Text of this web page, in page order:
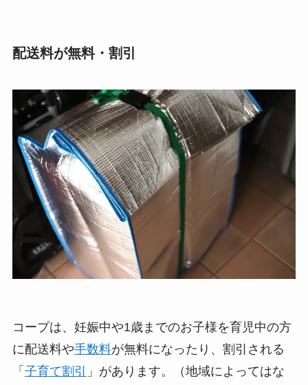
配送料が無料・割引
コープは、妊娠中や1歳までのお子様を育児中の方
に配送料や手数料が無料になったり、割引される
「 子育て割引
」があります。（地域によってはな